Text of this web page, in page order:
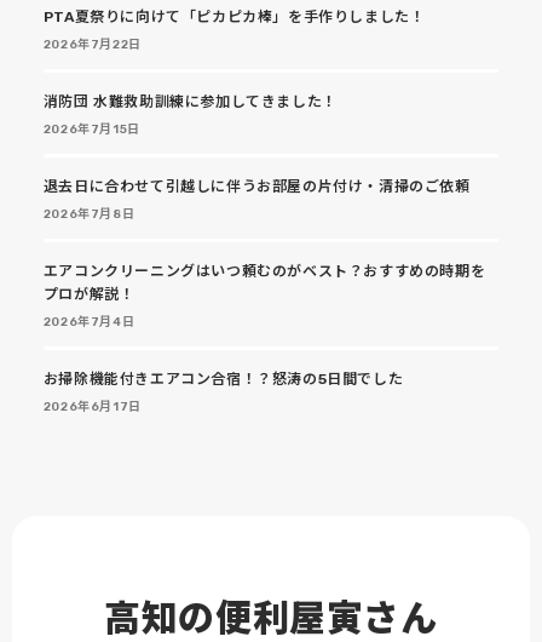
PTA夏祭りに向けて「ピカピカ棒」を手作りしました！
2026年7月22日
消防団 水難救助訓練に参加してきました！
2026年7月15日
退去日に合わせて引越しに伴うお部屋の片付け・清掃のご依頼
2026年7月8日
エアコンクリーニングはいつ頼むのがベスト？おすすめの時期を
プロが解説！
2026年7月4日
お掃除機能付きエアコン合宿！？怒涛の5日間でした
2026年6月17日
高知の便利屋寅さん